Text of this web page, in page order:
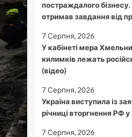
постраждалого
отримав завдання від
7 Серпня, 2026
У кабінеті мера
килимків лежать
(відео)
7 Серпня, 2026
Україна виступила із
річниці вторгнення РФ у
7 Серпня, 2026